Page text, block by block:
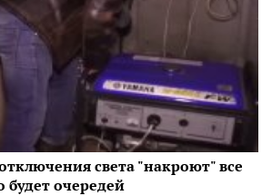
света "накроют" все
будет очередей